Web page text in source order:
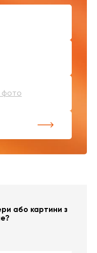
фото
або картини з